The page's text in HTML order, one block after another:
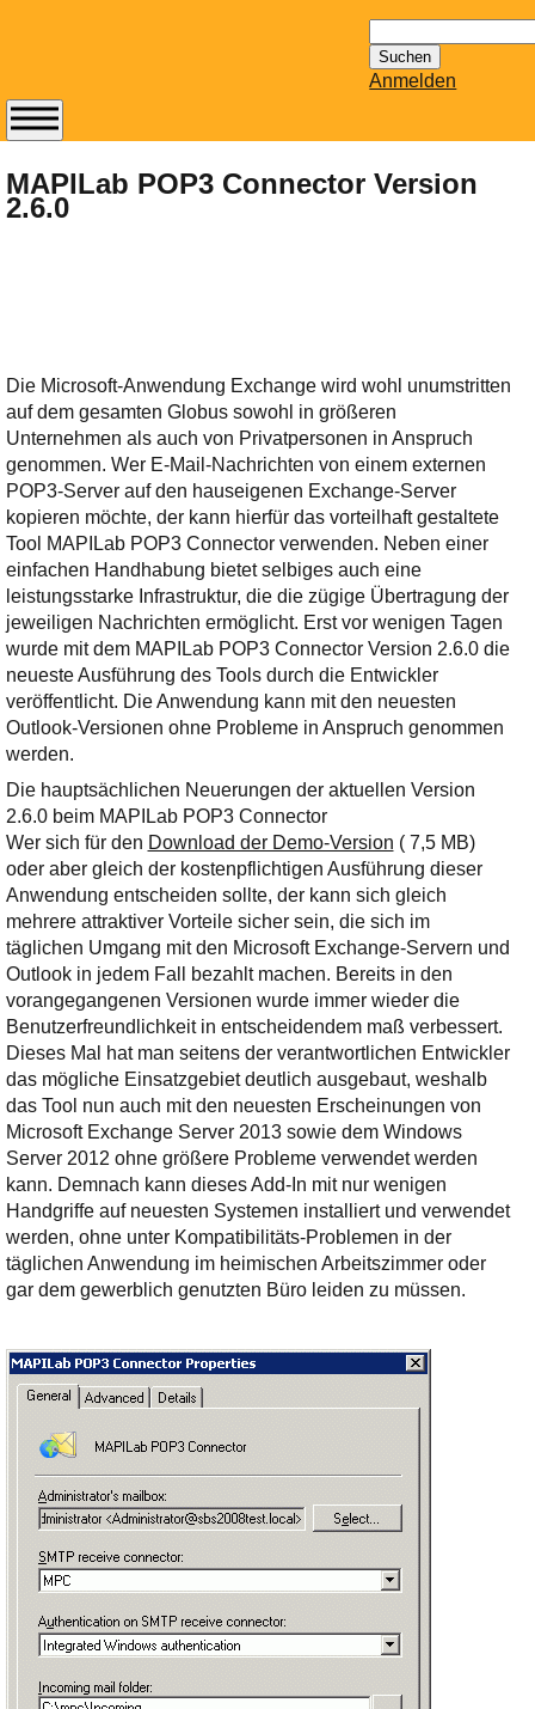
nach:
Anmelden
MAPILab POP3 Connector Version
2.6.0
Die Microsoft-Anwendung Exchange wird wohl unumstritten
auf dem gesamten Globus sowohl in größeren
Unternehmen als auch von Privatpersonen in Anspruch
genommen. Wer E-Mail-Nachrichten von einem externen
POP3-Server auf den hauseigenen Exchange-Server
kopieren möchte, der kann hierfür das vorteilhaft gestaltete
Tool MAPILab POP3 Connector verwenden. Neben einer
einfachen Handhabung bietet selbiges auch eine
leistungsstarke Infrastruktur, die die zügige Übertragung der
jeweiligen Nachrichten ermöglicht. Erst vor wenigen Tagen
wurde mit dem MAPILab POP3 Connector Version 2.6.0 die
neueste Ausführung des Tools durch die Entwickler
veröffentlicht. Die Anwendung kann mit den neuesten
Outlook-Versionen ohne Probleme in Anspruch genommen
werden.
Die hauptsächlichen Neuerungen der aktuellen Version
2.6.0 beim MAPILab POP3 Connector
Wer sich für den Download der Demo-Version ( 7,5 MB)
oder aber gleich der kostenpflichtigen Ausführung dieser
Anwendung entscheiden sollte, der kann sich gleich
mehrere attraktiver Vorteile sicher sein, die sich im
täglichen Umgang mit den Microsoft Exchange-Servern und
Outlook in jedem Fall bezahlt machen. Bereits in den
vorangegangenen Versionen wurde immer wieder die
Benutzerfreundlichkeit in entscheidendem maß verbessert.
Dieses Mal hat man seitens der verantwortlichen Entwickler
das mögliche Einsatzgebiet deutlich ausgebaut, weshalb
das Tool nun auch mit den neuesten Erscheinungen von
Microsoft Exchange Server 2013 sowie dem Windows
Server 2012 ohne größere Probleme verwendet werden
kann. Demnach kann dieses Add-In mit nur wenigen
Handgriffe auf neuesten Systemen installiert und verwendet
werden, ohne unter Kompatibilitäts-Problemen in der
täglichen Anwendung im heimischen Arbeitszimmer oder
gar dem gewerblich genutzten Büro leiden zu müssen.
Abonnieren Sie den
14-tägig
erscheinenden
bereithält!
Wie z.B. Outlook,
GMail, Thunderbird
oder auch
KuNoMail, usw.
Ihre E-Mail
Adresse:
E-Mail
E-Mail bestätigen